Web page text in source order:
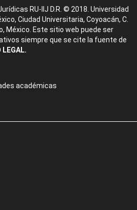
RU-IIJ D.R. © 2018. Universidad
Ciudad Universitaria, Coyoacán, C.
México. Este sitio web puede ser
siempre que se cite la fuente de
LEGAL.
académicas